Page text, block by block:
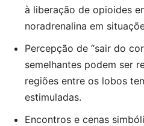
à liberação de opioides
noradrenalina em
Percepção de “sair do
semelhantes podem ser
regiões entre os lobos
estimuladas.
Encontros e cenas